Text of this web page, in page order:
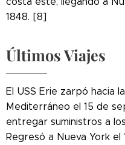
1848. [8]
Últimos Viajes
El USS Erie zarpó hacia
Mediterráneo el 15 de
entregar suministros a
Regresó a Nueva York el